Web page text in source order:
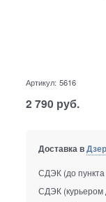
Артикул: 5616
2 790 руб.
Доставка в
СДЭК (до
СДЭК (курьером